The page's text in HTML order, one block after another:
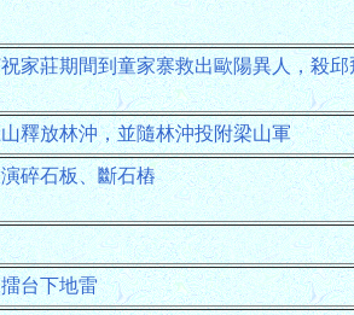
家莊期間到童家寨救出歐陽異人，殺
釋放林沖，並隨林沖投附梁山軍
碎石板、斷石樁
台下地雷